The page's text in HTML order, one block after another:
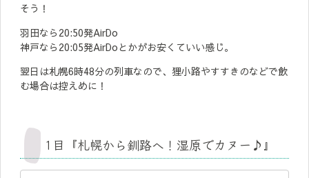
そう！
羽田なら20:50発AirDo
神戸なら20:05発AirDoとかがお安くていい感じ。
翌日は札幌6時48分の列車なので、狸小路やすすきのなどで飲
む場合は控えめに！
1目『札幌から釧路へ！湿原でカヌー♪』